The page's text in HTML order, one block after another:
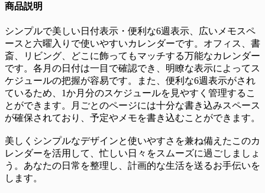
商品説明
シンプルで美しい日付表示・便利な6週表示、広いメモスペ
ースと六曜入りで使いやすいカレンダーです。オフィス、書
斎、リビング、どこに飾ってもマッチする万能なカレンダー
です。各月の日付は一目で確認でき、明瞭な表示によってス
ケジュールの把握が容易です。また、便利な6週表示がされ
ているため、1か月分のスケジュールを見やすく管理するこ
とができます。月ごとのページには十分な書き込みスペース
が確保されており、予定やメモを書き込むことができます。
美しくシンプルなデザインと使いやすさを兼ね備えたこのカ
レンダーを活用して、忙しい日々をスムーズに過ごしましょ
う。あなたの日常を整理し、計画的な生活を送るお手伝いを
します。